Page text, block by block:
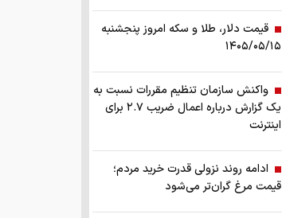
قیمت دلار، طلا و سکه امروز پنجشنبه
۱۴۰۵/۰۵/۱۵
واکنش سازمان تنظیم مقررات نسبت به
یک گزارش درباره اعمال ضریب ۲.۷ برای
اینترنت
ادامه روند نزولی قدرت خرید مردم؛
قیمت مرغ گران‌تر می‌شود